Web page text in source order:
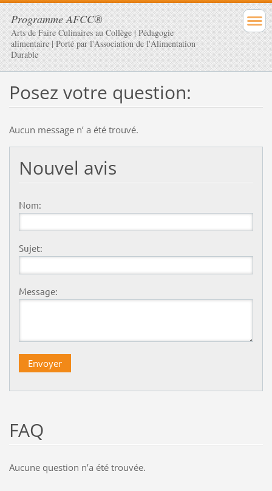
Programme AFCC®
Arts de Faire Culinaires au Collège | Pédagogie
alimentaire | Porté par l'Association de l'Alimentation
Durable
Posez votre question:
Aucun message nʼ a été trouvé.
Nouvel avis
Nom:
Sujet:
Message:
FAQ
Aucune question nʼa été trouvée.